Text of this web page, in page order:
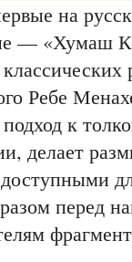
на
— «Хумаш
Ребе
к
делает
перед